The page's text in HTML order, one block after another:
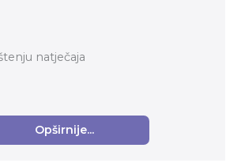
natječaja
Opširnije...